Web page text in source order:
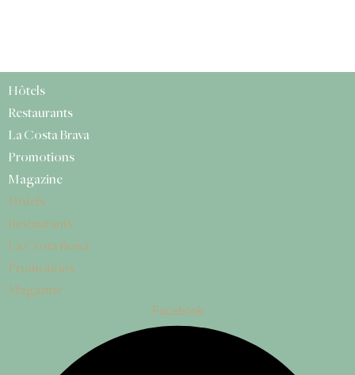
Hôtels
Restaurants
La Costa Brava
Promotions
Magazine
Hôtels
Restaurants
La Costa Brava
Promotions
Magazine
Facebook